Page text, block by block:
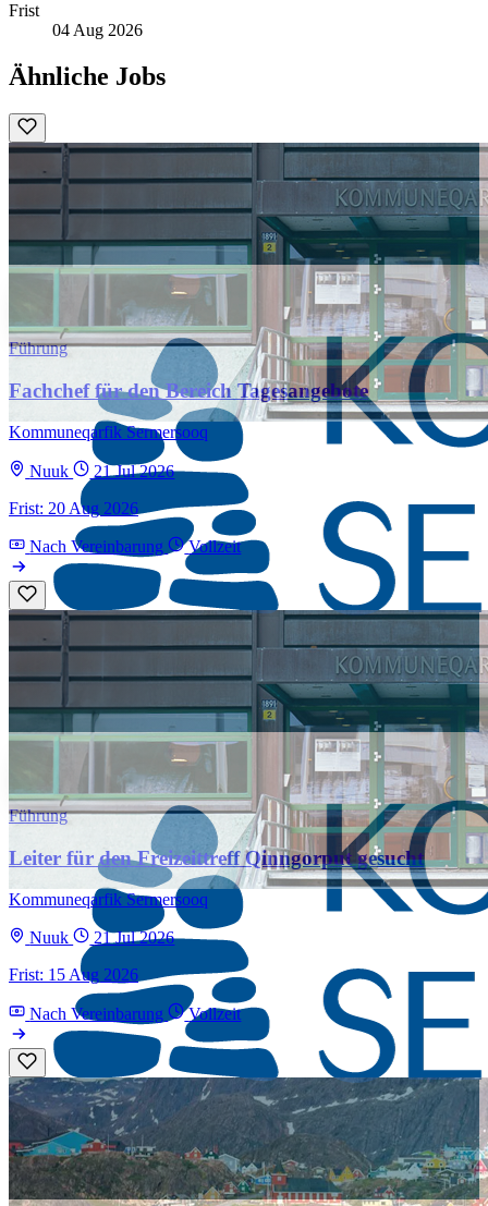
Frist
04 Aug 2026
Ähnliche Jobs
Führung
Fachchef für den Bereich Tagesangebote
Kommuneqarfik Sermersooq
Nuuk
21 Jul 2026
Frist: 20 Aug 2026
Nach Vereinbarung Vollzeit
Führung
Leiter für den Freizeittreff Qinngorput gesucht
Kommuneqarfik Sermersooq
Nuuk
21 Jul 2026
Frist: 15 Aug 2026
Nach Vereinbarung Vollzeit